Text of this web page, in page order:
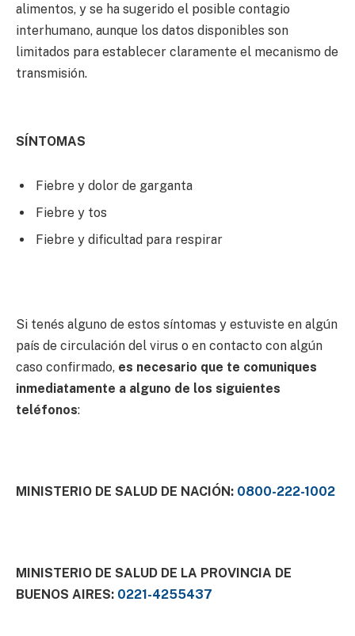
alimentos, y se ha sugerido el posible contagio
interhumano, aunque los datos disponibles son
limitados para establecer claramente el mecanismo de
transmisión.
SÍNTOMAS
Fiebre y dolor de garganta
Fiebre y tos
Fiebre y dificultad para respirar
Si tenés alguno de estos síntomas y estuviste en algún
país de circulación del virus o en contacto con algún
caso confirmado, es necesario que te comuniques
inmediatamente a alguno de los siguientes
teléfonos:
MINISTERIO DE SALUD DE NACIÓN: 0800-222-1002
MINISTERIO DE SALUD DE LA PROVINCIA DE
BUENOS AIRES: 0221-4255437